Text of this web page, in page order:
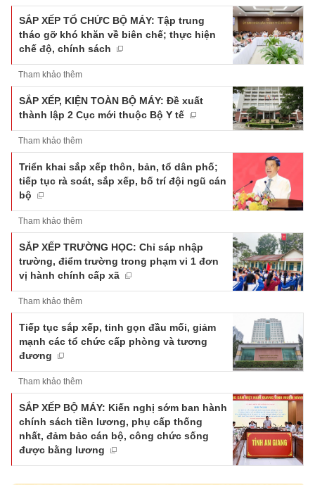
SẮP XẾP TỔ CHỨC BỘ MÁY: Tập trung
tháo gỡ khó khăn về biên chế; thực hiện
chế độ, chính sách
Tham khảo thêm
SẮP XẾP, KIỆN TOÀN BỘ MÁY: Đề xuất
thành lập 2 Cục mới thuộc Bộ Y tế
Tham khảo thêm
Triển khai sắp xếp thôn, bản, tổ dân phố;
tiếp tục rà soát, sắp xếp, bố trí đội ngũ cán
bộ
Tham khảo thêm
SẮP XẾP TRƯỜNG HỌC: Chỉ sáp nhập
trường, điểm trường trong phạm vi 1 đơn
vị hành chính cấp xã
Tham khảo thêm
Tiếp tục sắp xếp, tinh gọn đầu mối, giảm
mạnh các tổ chức cấp phòng và tương
đương
Tham khảo thêm
SẮP XẾP BỘ MÁY: Kiến nghị sớm ban hành
chính sách tiền lương, phụ cấp thống
nhất, đảm bảo cán bộ, công chức sống
được bằng lương